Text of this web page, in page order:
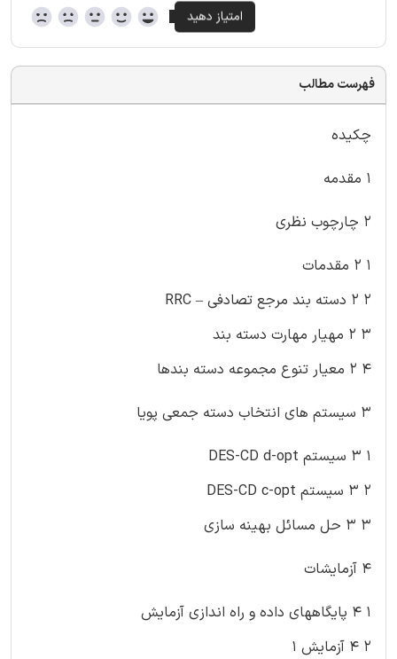
فهرست مطالب
چکیده
۱ مقدمه
۲ چارچوب نظری
۱ ۲ مقدمات
۲ ۲ دسته بند مرجع تصادفی – RRC
۳ ۲ مهیار مهارت دسته بند
۴ ۲ معیار تنوع مجموعه دسته بندها
۳ سیستم های انتخاب دسته جمعی پویا
۱ ۳ سیستم DES-CD d-opt
۲ ۳ سیستم DES-CD c-opt
۳ ۳ حل مسائل بهینه سازی
۴ آزمایشات
۱ ۴ پایگاههای داده و راه اندازی آزمایش
۲ ۴ آزمایش ۱